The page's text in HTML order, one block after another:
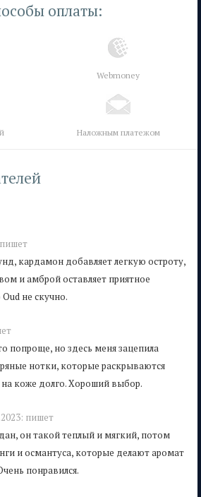
оплаты:
Webmoney
Наложным платежом
пишет
кардамон добавляет легкую остроту,
и амброй оставляет приятное
не скучно.
но здесь меня зацепила
нотки, которые раскрываются
коже долго. Хороший выбор.
пишет
он такой теплый и мягкий, потом
и османтуса, которые делают аромат
понравился.